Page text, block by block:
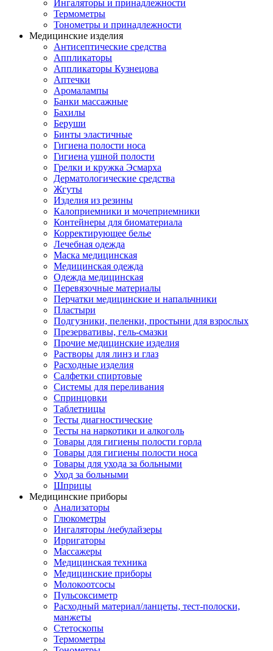
Ингаляторы и принадлежности
Термометры
Тонометры и принадлежности
Медицинские изделия
Антисептические средства
Аппликаторы
Аппликаторы Кузнецова
Аптечки
Аромалампы
Банки массажные
Бахилы
Беруши
Бинты эластичные
Гигиена полости носа
Гигиена ушной полости
Грелки и кружка Эсмарха
Дерматологические средства
Жгуты
Изделия из резины
Калоприемники и мочеприемники
Контейнеры для биоматериала
Корректирующее белье
Лечебная одежда
Маска медицинская
Медицинская одежда
Одежда медицинская
Перевязочные материалы
Перчатки медицинские и напальчники
Пластыри
Подгузники, пеленки, простыни для взрослых
Презервативы, гель-смазки
Прочие медицинские изделия
Растворы для линз и глаз
Расходные изделия
Салфетки спиртовые
Системы для переливания
Спринцовки
Таблетницы
Тесты диагностические
Тесты на наркотики и алкоголь
Товары для гигиены полости горла
Товары для гигиены полости носа
Товары для ухода за больными
Уход за больными
Шприцы
Медицинские приборы
Анализаторы
Глюкометры
Ингаляторы /небулайзеры
Ирригаторы
Массажеры
Медицинская техника
Медицинские приборы
Молокоотсосы
Пульсоксиметр
Расходный материал/ланцеты, тест-полоски,
манжеты
Стетоскопы
Термометры